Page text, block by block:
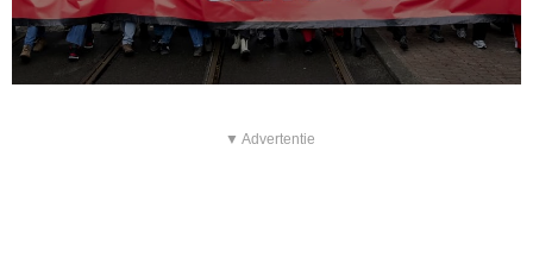
▼ Advertentie